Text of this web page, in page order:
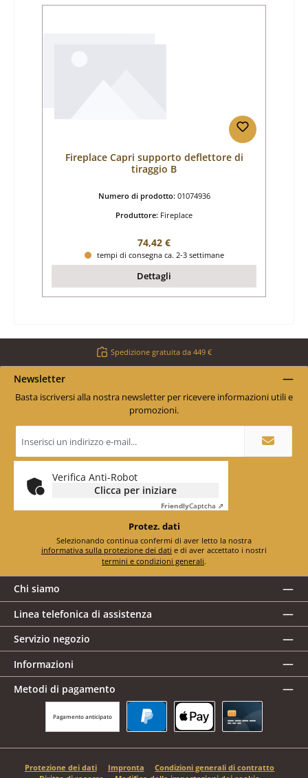
Fireplace Capri supporto deflettore di
tiraggio B
Numero di prodotto: 01074936
Produttore: Fireplace
Prezzo normale:
74,42 €
tempi di consegna ca. 2-3 settimane
Dettagli
Spedizione gratuita da 449 €
Newsletter
Basta iscriversi alla nostra newsletter per ricevere informazioni utili e
promozioni.
e-
mail
*
Verifica Anti-Robot
Clicca per iniziare
FriendlyCaptcha ⇗
Protez. dati
informativa sulla protezione dei dati
termini e condizioni generali.
Chi siamo
Linea telefonica di assistenza
Servizio negozio
Informazioni
Metodi di pagamento
Pagamento anticipato
Protezione dei dati Impronta
Condizioni generali di contratto